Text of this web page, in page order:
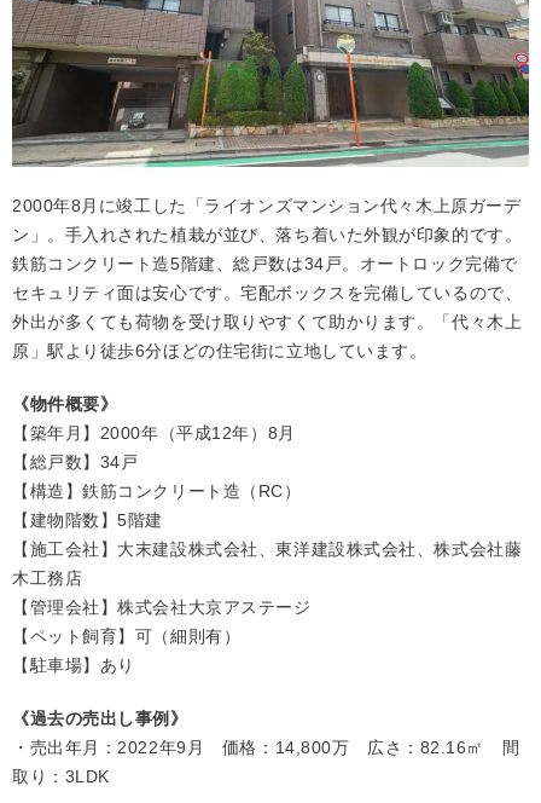
2000年8月に竣工した「ライオンズマンション代々木上原ガーデ
ン」。手入れされた植栽が並び、落ち着いた外観が印象的です。
鉄筋コンクリート造5階建、総戸数は34戸。オートロック完備で
セキュリティ面は安心です。宅配ボックスを完備しているので、
外出が多くても荷物を受け取りやすくて助かります。「代々木上
原」駅より徒歩6分ほどの住宅街に立地しています。
《物件概要》
【築年月】2000年（平成12年）8月
【総戸数】34戸
【構造】鉄筋コンクリート造（RC）
【建物階数】5階建
【施工会社】大末建設株式会社、東洋建設株式会社、株式会社藤
木工務店
【管理会社】株式会社大京アステージ
【ペット飼育】可（細則有）
【駐車場】あり
《過去の売出し事例》
・売出年月：2022年9月 価格：14,800万 広さ：82.16㎡ 間
取り：3LDK